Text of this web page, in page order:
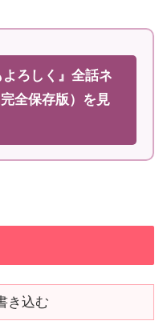
ろしく』全話ネ
全保存版）を見
き込む